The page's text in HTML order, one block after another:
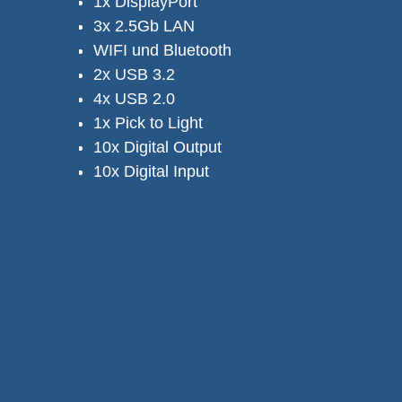
3x 2.5Gb LAN
WIFI und Bluetooth
2x USB 3.2
4x USB 2.0
1x Pick to Light
10x Digital Output
10x Digital Input